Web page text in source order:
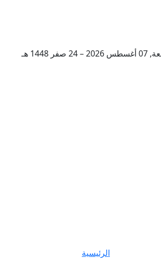
– 24 صفر 1448 هـ
الرئيسية